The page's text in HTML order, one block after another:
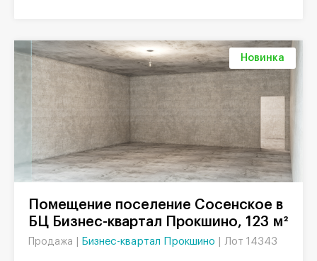
Новинка
БЦ Бизнес-квартал Прокшино, 123 м²
Продажа | Бизнес-квартал Прокшино Лот 14343